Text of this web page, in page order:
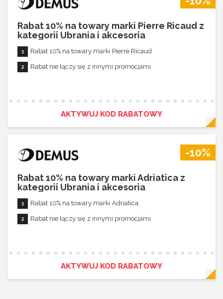
Rabat nie łączy się z innymi promocjami
Rabat 10% na towary marki Pierre Ricaud z
kategorii Ubrania i akcesoria
Rabat 10% na towary marki Pierre Ricaud
Rabat nie łączy się z innymi promocjami
AKTYWUJ KOD RABATOWY
-10%
Rabat 10% na towary marki Adriatica z
kategorii Ubrania i akcesoria
Rabat 10% na towary marki Adriatica
Rabat nie łączy się z innymi promocjami
AKTYWUJ KOD RABATOWY